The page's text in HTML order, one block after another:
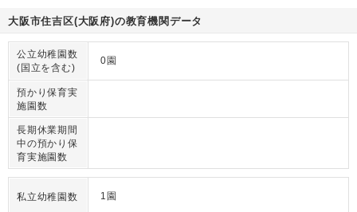
大阪市住吉区(大阪府)の教育機関データ
公立幼稚園数
(国立を含む)
0園
預かり保育実
施園数
長期休業期間
中の預かり保
育実施園数
私立幼稚園数 1園